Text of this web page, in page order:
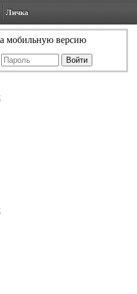
Личка
мобильную версию